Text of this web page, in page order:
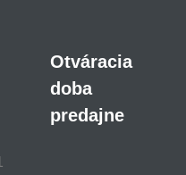
Otváracia
doba
predajne